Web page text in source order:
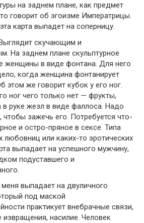
на заднем плане, как предмет
говорит об эгоизме Императрицы.
карта выпадет на соперницу.
скучающим и
На заднем плане скульптурное
женщины в виде фонтана. Для него
когда женщина фонтанирует
этом же говорит кубок у его ног.
ног чего только нет — фрукты,
в руке жезл в виде фаллоса. Надо
чтобы зажечь его. Потребуется что-
и остро-пряное в сексе. Типа
любовниц или каких-то эротических
выпадает на успешного мужчину,
подуставшего и
выпадает на двуличного
под маской
практикует внебрачные связи,
извращения, насилие. Человек